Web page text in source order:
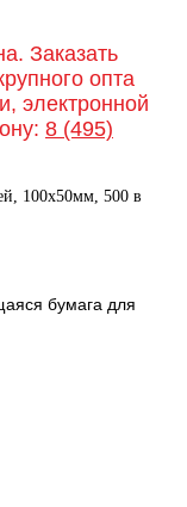
Заказать
опта
электронной
8 (495)
100х50мм, 500 в
бумага для